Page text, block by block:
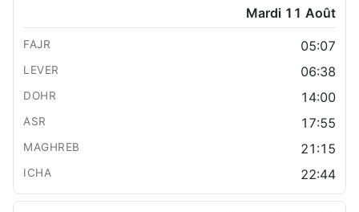
Mardi 11 Août
05:07
06:38
14:00
17:55
21:15
22:44